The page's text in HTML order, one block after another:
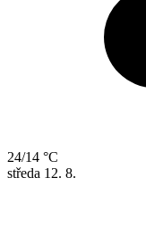
24/14 °C
středa 12. 8.